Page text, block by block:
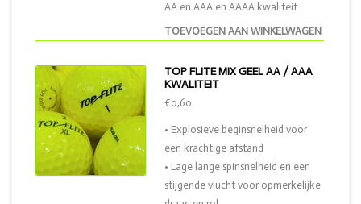
TOEVOEGEN AAN WINKELWAGEN
AA en AAA en AAAA kwaliteit
TOP FLITE MIX GEEL AA / AAA
KWALITEIT
€0,60
• Explosieve beginsnelheid voor
een krachtige afstand
• Lage lange spinsnelheid en een
stijgende vlucht voor opmerkelijke